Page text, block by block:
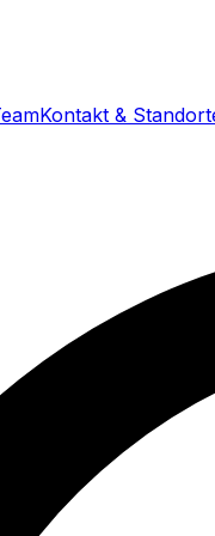
Kontakt &